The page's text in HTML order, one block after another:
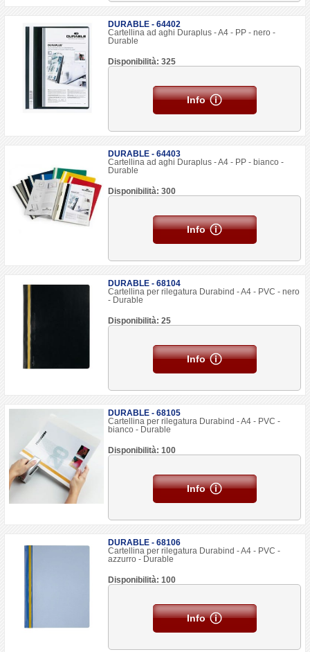
DURABLE - 64402
Cartellina ad aghi Duraplus - A4 - PP - nero -
Durable
Disponibilità: 325
Info
DURABLE - 64403
Cartellina ad aghi Duraplus - A4 - PP - bianco -
Durable
Disponibilità: 300
Info
DURABLE - 68104
Cartellina per rilegatura Durabind - A4 - PVC - nero
- Durable
Disponibilità: 25
Info
DURABLE - 68105
Cartellina per rilegatura Durabind - A4 - PVC -
bianco - Durable
Disponibilità: 100
Info
DURABLE - 68106
Cartellina per rilegatura Durabind - A4 - PVC -
azzurro - Durable
Disponibilità: 100
Info